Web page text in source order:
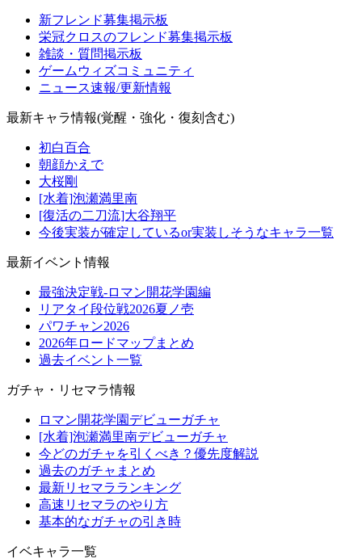
新フレンド募集掲示板
栄冠クロスのフレンド募集掲示板
雑談・質問掲示板
ゲームウィズコミュニティ
ニュース速報/更新情報
最新キャラ情報(覚醒・強化・復刻含む)
初白百合
朝顔かえで
大桜剛
[水着]泡瀬満里南
[復活の二刀流]大谷翔平
今後実装が確定しているor実装しそうなキャラ一覧
最新イベント情報
最強決定戦-ロマン開花学園編
リアタイ段位戦2026夏ノ壱
パワチャン2026
2026年ロードマップまとめ
過去イベント一覧
ガチャ・リセマラ情報
ロマン開花学園デビューガチャ
[水着]泡瀬満里南デビューガチャ
今どのガチャを引くべき？優先度解説
過去のガチャまとめ
最新リセマラランキング
高速リセマラのやり方
基本的なガチャの引き時
イベキャラ一覧